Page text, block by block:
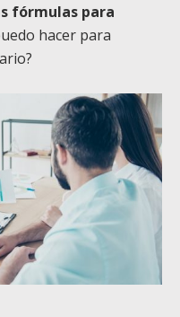
fórmulas para
hacer para